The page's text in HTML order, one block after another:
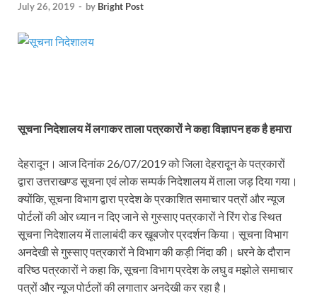
July 26, 2019 - by Bright Post
सूचना निदेशालय में लगाकर ताला पत्रकारों ने कहा विज्ञापन हक है हमारा
देहरादून। आज दिनांक 26/07/2019 को जिला देहरादून के पत्रकारों
द्वारा उत्तराखण्ड सूचना एवं लोक सम्पर्क निदेशालय में ताला जड़ दिया गया।
क्योंकि, सूचना विभाग द्वारा प्रदेश के प्रकाशित समाचार पत्रों और न्यूज
पोर्टलों की ओर ध्यान न दिए जाने से गुस्साए पत्रकारों ने रिंग रोड स्थित
सूचना निदेशालय में तालाबंदी कर ख़ूबजोर प्रदर्शन किया। सूचना विभाग
अनदेखी से गुस्साए पत्रकारों ने विभाग की कड़ी निंदा की। धरने के दौरान
वरिष्ठ पत्रकारों ने कहा कि, सूचना विभाग प्रदेश के लघु व मझोले समाचार
पत्रों और न्यूज पोर्टलों की लगातार अनदेखी कर रहा है।